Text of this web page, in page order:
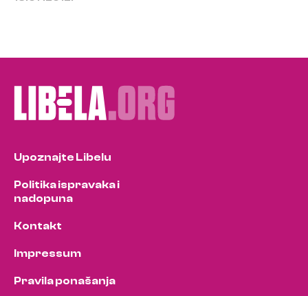
Upoznajte Libelu
Politika ispravaka i
nadopuna
Kontakt
Impressum
Pravila ponašanja